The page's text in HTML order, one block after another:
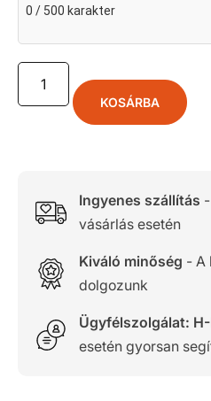
0 / 500 karakter
KOSÁRBA
Ingyenes szállítás
vásárlás esetén
Kiváló minőség - A
dolgozunk
Ügyfélszolgálat: H-
esetén gyorsan